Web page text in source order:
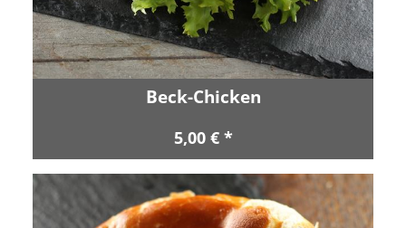
Beck-Chicken
5,00 € *